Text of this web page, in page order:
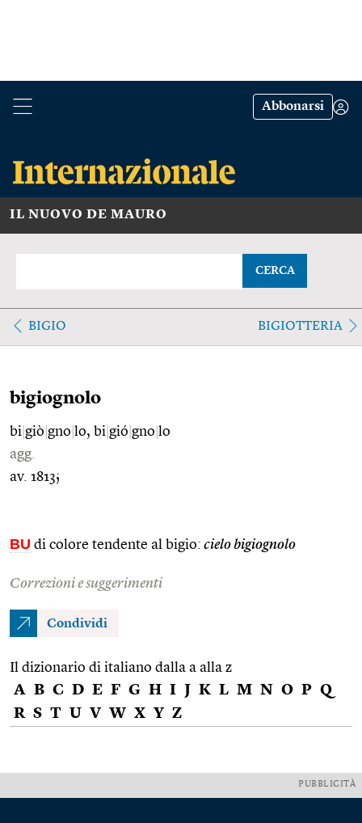
Abbonarsi
IL NUOVO DE MAURO
CERCA
BIGIO BIGIOTTERIA
bigiognolo
bi giò gno lo, bi gió gno lo
agg.
av. 1813;
BU di colore tendente al bigio: cielo bigiognolo
Correzioni e suggerimenti
Condividi
Il dizionario di italiano dalla a alla z
A B C D E F G H I J K L M N O P Q
R S T U V W X Y Z
PUBBLICITÀ